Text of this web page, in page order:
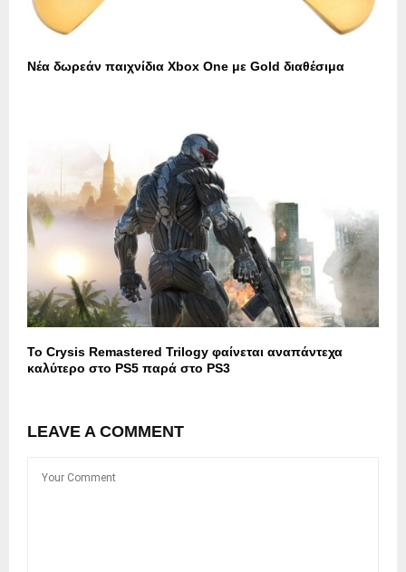
Νέα δωρεάν παιχνίδια Xbox One με Gold διαθέσιμα
Το Crysis Remastered Trilogy φαίνεται αναπάντεχα
καλύτερο στο PS5 παρά στο PS3
LEAVE A COMMENT